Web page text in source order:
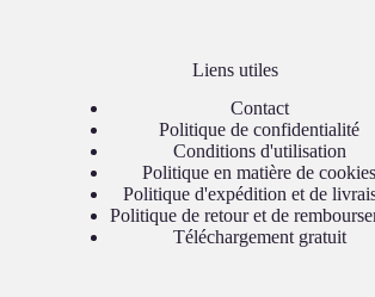
Liens utiles
Contact
Politique de confidentialité
Conditions d'utilisation
Politique en matière de cookies
Politique d'expédition et de
Politique de retour et de
Téléchargement gratuit